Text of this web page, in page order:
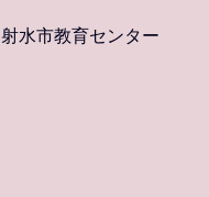
射水市教育センター